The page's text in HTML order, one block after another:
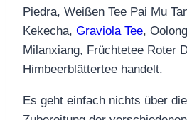
Piedra, Weißen Tee Pai Mu
Kekecha, Graviola Tee,
Milanxiang, Früchtetee Roter
Himbeerblättertee handelt.
Es geht einfach nichts über